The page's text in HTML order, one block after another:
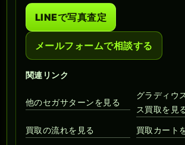
LINEで写真査定
メールフォームで相談する
関連リンク
他のセガサターンを見る
グラディウ
ス買取を見
買取の流れを見る 買取カート